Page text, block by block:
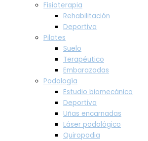
Fisioterapia
Rehabilitación
Deportiva
Pilates
Suelo
Terapéutico
Embarazadas
Podología
Estudio biomecánico
Deportiva
Uñas encarnadas
Láser podológico
Quiropodia